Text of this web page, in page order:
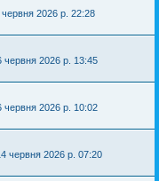
червня 2026 р. 22:28
червня 2026 р. 13:45
червня 2026 р. 10:02
червня 2026 р. 07:20